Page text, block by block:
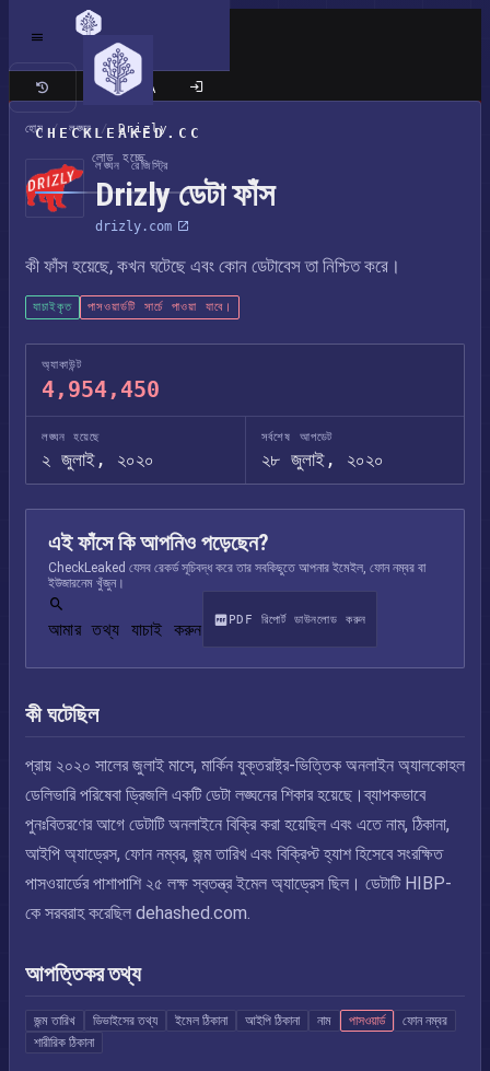
CHECKLEAKED.CC
লোড হচ্ছে
ক্লাসিক সাইট
হোম / লঙ্ঘন / Drizly
লঙ্ঘন রেজিস্ট্রি
Drizly ডেটা ফাঁস
drizly.com
কী ফাঁস হয়েছে, কখন ঘটেছে এবং কোন ডেটাবেস তা নিশ্চিত করে।
যাচাইকৃত পাসওয়ার্ডটি সার্চে পাওয়া যাবে।
অ্যাকাউন্ট
4,954,450
লঙ্ঘন হয়েছে
২ জুলাই, ২০২০
সর্বশেষ আপডেট
২৮ জুলাই, ২০২০
এই ফাঁসে কি আপনিও পড়েছেন?
CheckLeaked যেসব রেকর্ড সূচিবদ্ধ করে তার সবকিছুতে আপনার ইমেইল, ফোন নম্বর বা
ইউজারনেম খুঁজুন।
আমার তথ্য যাচাই করুন PDF রিপোর্ট ডাউনলোড করুন
কী ঘটেছিল
প্রায় ২০২০ সালের জুলাই মাসে, মার্কিন যুক্তরাষ্ট্র-ভিত্তিক অনলাইন অ্যালকোহল
ডেলিভারি পরিষেবা ড্রিজলি একটি ডেটা লঙ্ঘনের শিকার হয়েছে।ব্যাপকভাবে
পুনঃবিতরণের আগে ডেটাটি অনলাইনে বিক্রি করা হয়েছিল এবং এতে নাম, ঠিকানা,
আইপি অ্যাড্রেস, ফোন নম্বর, জন্ম তারিখ এবং বিক্রিপ্ট হ্যাশ হিসেবে সংরক্ষিত
পাসওয়ার্ডের পাশাপাশি ২৫ লক্ষ স্বতন্ত্র ইমেল অ্যাড্রেস ছিল। ডেটাটি HIBP-
কে সরবরাহ করেছিল dehashed.com.
আপত্তিকর তথ্য
জন্ম তারিখ ডিভাইসের তথ্য ইমেল ঠিকানা আইপি ঠিকানা নাম পাসওয়ার্ড
ফোন নম্বর
শারীরিক ঠিকানা